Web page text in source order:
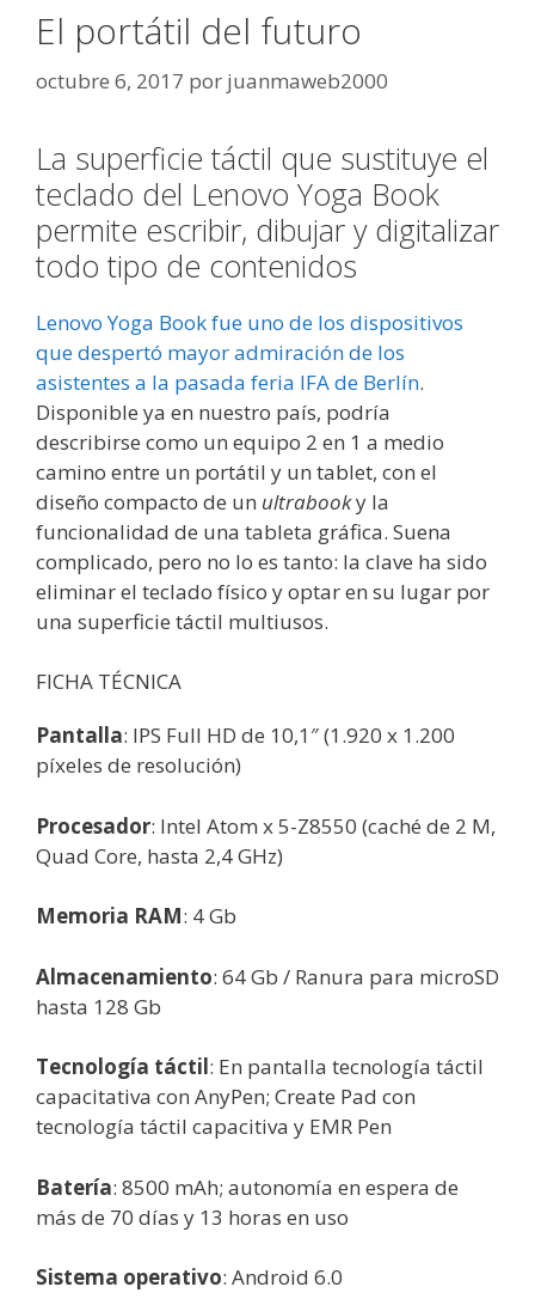
El portátil del futuro
octubre 6, 2017 por juanmaweb2000
La superficie táctil que sustituye el
teclado del Lenovo Yoga Book
permite escribir, dibujar y digitalizar
todo tipo de contenidos
Lenovo Yoga Book fue uno de los dispositivos
que despertó mayor admiración de los
asistentes a la pasada feria IFA de Berlín.
Disponible ya en nuestro país, podría
describirse como un equipo 2 en 1 a medio
camino entre un portátil y un tablet, con el
diseño compacto de un ultrabooky la
funcionalidad de una tableta gráfica. Suena
complicado, pero no lo es tanto: la clave ha sido
eliminar el teclado físico y optar en su lugar por
una superficie táctil multiusos.
FICHA TÉCNICA
Pantalla: IPS Full HD de 10,1″ (1.920 x 1.200
píxeles de resolución)
Procesador: Intel Atom x 5-Z8550 (caché de 2 M,
Quad Core, hasta 2,4 GHz)
Memoria RAM: 4 Gb
Almacenamiento: 64 Gb / Ranura para microSD
hasta 128 Gb
Tecnología táctil: En pantalla tecnología táctil
capacitativa con AnyPen; Create Pad con
tecnología táctil capacitiva y EMR Pen
Batería: 8500 mAh; autonomía en espera de
más de 70 días y 13 horas en uso
Sistema operativo: Android 6.0